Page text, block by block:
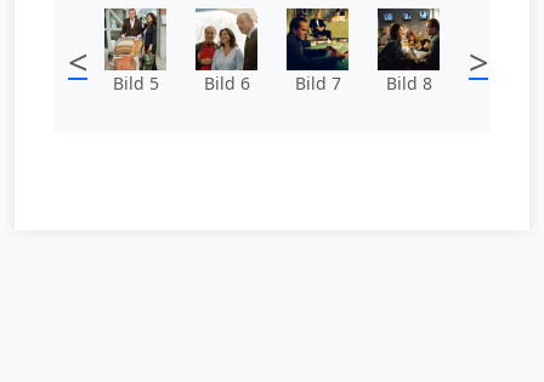
< Bild 5 Bild 6 Bild 7 Bild 8 >